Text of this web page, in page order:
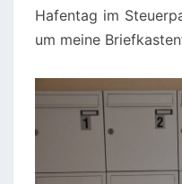
Hafentag im
um meine